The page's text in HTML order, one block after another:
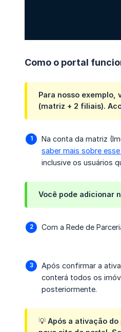
Como o portal
Para nosso
(matriz + 2 filiais).
Na conta da matriz
saber mais sobre
inclusive os usuários
Você pode adicionar
Com a Rede de
Após confirmar a
conterá todos os
posteriormente.
💡 Após a ativação